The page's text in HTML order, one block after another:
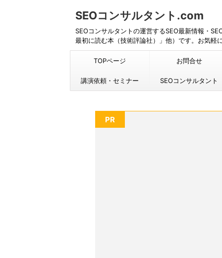
SEOコンサルタント.com
SEOコンサルタントの運営するSEO最新情報・
最初に読む本（技術評論社）」他）です。お気軽
TOPページ お問合せ
講演依頼・セミナー SEOコンサルタント
PR